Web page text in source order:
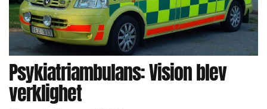
Psykiatriambulans: Vision blev
verklighet